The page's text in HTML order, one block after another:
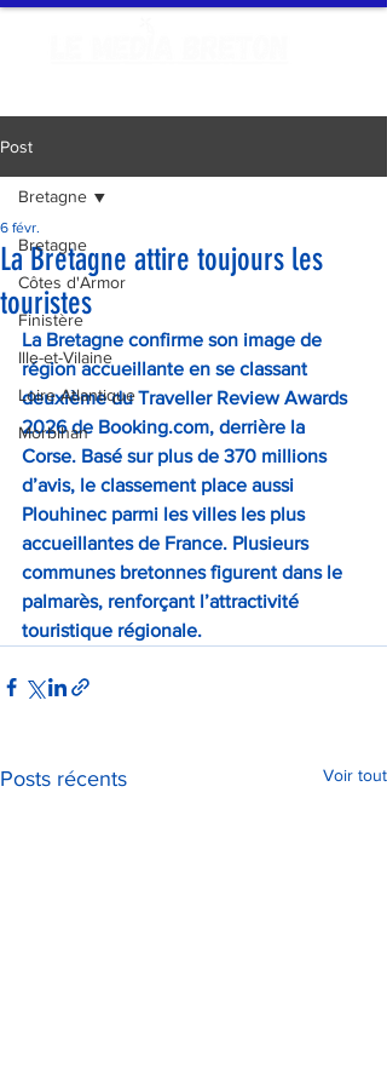
Post
Bretagne
Côtes d'Armor
Finistère
Ille-et-Vilaine
Loire Atlantique
Morbihan
Bretagne
La Bretagne attire toujours les
touristes
6 févr.
La Bretagne confirme son image de
région accueillante en se classant
deuxième du Traveller Review Awards
2026 de Booking.com, derrière la
Corse. Basé sur plus de 370 millions
d’avis, le classement place aussi
Plouhinec parmi les villes les plus
accueillantes de France. Plusieurs
communes bretonnes figurent dans le
palmarès, renforçant l’attractivité
touristique régionale.
Posts récents Voir tout